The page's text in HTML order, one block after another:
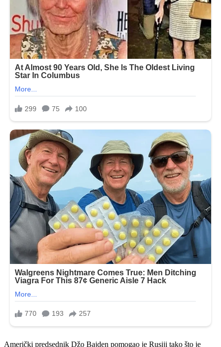
Američki predsednik Džo Bajden pomogao je Rusiji tako što je